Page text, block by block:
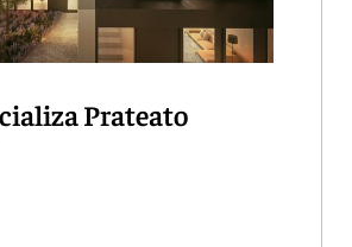
Prateato